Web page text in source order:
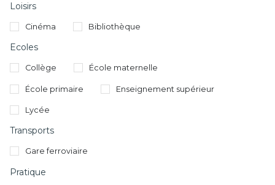
Loisirs
Cinéma Bibliothèque
Ecoles
Collège École maternelle
École primaire Enseignement supérieur
Lycée
Transports
Gare ferroviaire
Pratique